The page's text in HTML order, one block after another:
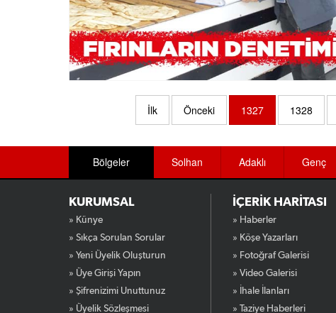
İlk Önceki 1327 1328
Bölgeler Solhan Adaklı Genç
KURUMSAL
» Künye
» Sıkça Sorulan Sorular
» Yeni Üyelik Oluşturun
» Üye Girişi Yapın
» Şifrenizimi Unuttunuz
» Üyelik Sözleşmesi
İÇERİK HARİTASI
» Haberler
» Köşe Yazarları
» Fotoğraf Galerisi
» Video Galerisi
» İhale İlanları
» Taziye Haberleri